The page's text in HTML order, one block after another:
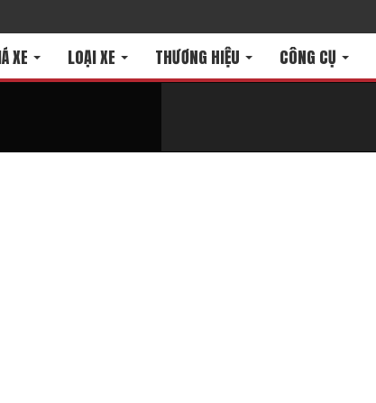
XE LOẠI XE THƯƠNG HIỆU CÔNG CỤ